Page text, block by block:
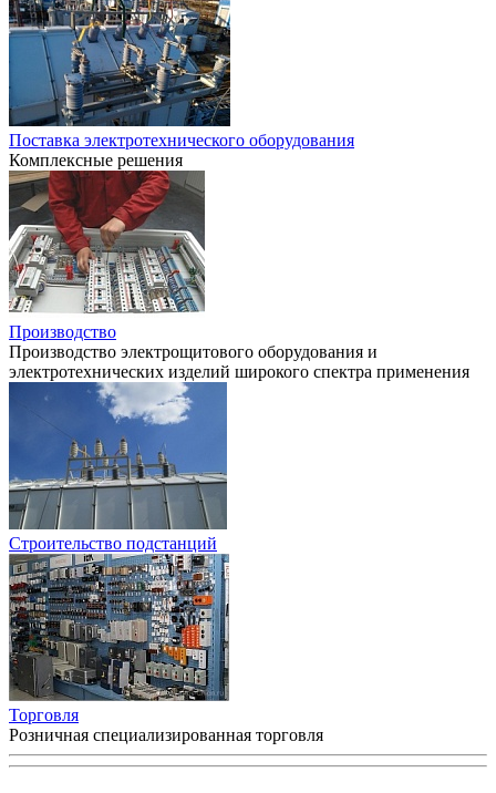
Поставка электротехнического оборудования
Комплексные решения
Производство
Производство электрощитового оборудования и
электротехнических изделий широкого спектра применения
Строительство подстанций
Торговля
Розничная специализированная торговля